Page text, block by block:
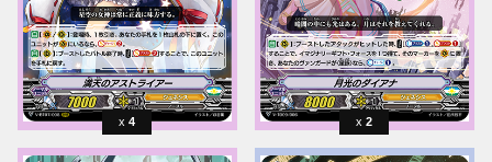
4 2